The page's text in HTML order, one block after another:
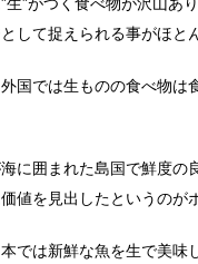
して捉えられる事がほと
国では生ものの食べ物は
に囲まれた島国で鮮度の
値を見出したというのが
では新鮮な魚を生で美味